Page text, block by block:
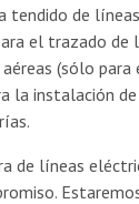
tendido de
el trazado de
(sólo
la instalación
de líneas